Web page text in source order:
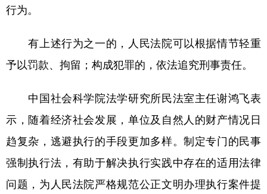
行为。
有上述行为之一的，人民法院可以根据情节轻重
予以罚款、拘留；构成犯罪的，依法追究刑事责任。
中国社会科学院法学研究所民法室主任谢鸿飞表
示，随着经济社会发展，单位及自然人的财产情况日
趋复杂，逃避执行的手段更加多样。制定专门的民事
强制执行法，有助于解决执行实践中存在的适用法律
问题，为人民法院严格规范公正文明办理执行案件提